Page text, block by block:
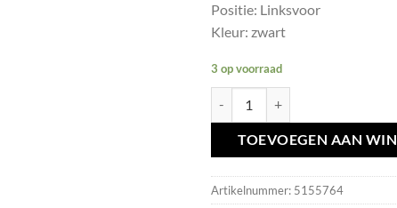
Positie: Linksvoor
Kleur: zwart
3 op voorraad
TOEVOEGEN AAN
Artikelnummer: 5155764